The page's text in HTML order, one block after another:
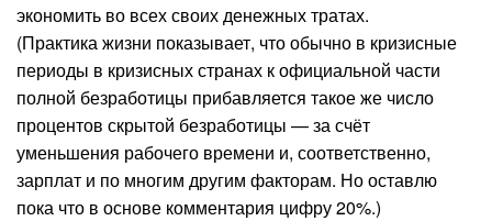
экономить во всех своих денежных тратах.
(Практика жизни показывает, что обычно в кризисные
периоды в кризисных странах к официальной части
полной безработицы прибавляется такое же число
процентов скрытой безработицы — за счёт
уменьшения рабочего времени и, соответственно,
зарплат и по многим другим факторам. Но оставлю
пока что в основе комментария цифру 20%.)